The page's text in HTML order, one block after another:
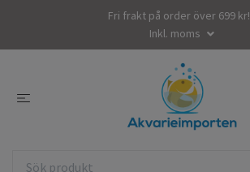
Fri frakt på order över 699 kr!
Inkl. moms